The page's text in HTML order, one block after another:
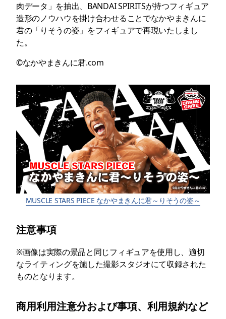
肉データ」を抽出、BANDAI SPIRITSが持つフィギュア
造形のノウハウを掛け合わせることでなかやまきんに
君の「りそうの姿」をフィギュアで再現いたしまし
た。
©なかやまきんに君.com
MUSCLE STARS PIECE なかやまきんに君～りそうの姿～
注意事項
※画像は実際の景品と同じフィギュアを使用し、適切
なライティングを施した撮影スタジオにて収録された
ものとなります。
商用利用注意分および事項、利用規約など